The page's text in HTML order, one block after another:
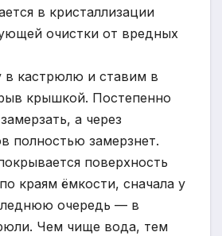
в кристаллизации
очистки от вредных
в кастрюлю и ставим в
крышкой. Постепенно
а через
полностью замерзнет.
поверхность
краям ёмкости, сначала у
очередь — в
Чем чище вода, тем